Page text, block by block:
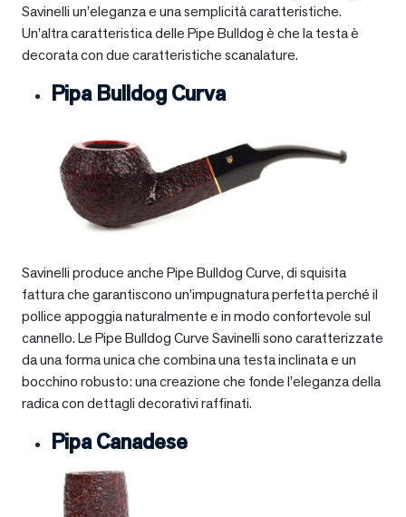
Savinelli un’eleganza e una semplicità caratteristiche.
Un’altra caratteristica delle Pipe Bulldog è che la testa è
decorata con due caratteristiche scanalature.
Pipa Bulldog Curva
Savinelli produce anche Pipe Bulldog Curve, di squisita
fattura che garantiscono un’impugnatura perfetta perché il
pollice appoggia naturalmente e in modo confortevole sul
cannello. Le Pipe Bulldog Curve Savinelli sono caratterizzate
da una forma unica che combina una testa inclinata e un
bocchino robusto: una creazione che fonde l’eleganza della
radica con dettagli decorativi raffinati.
Pipa Canadese